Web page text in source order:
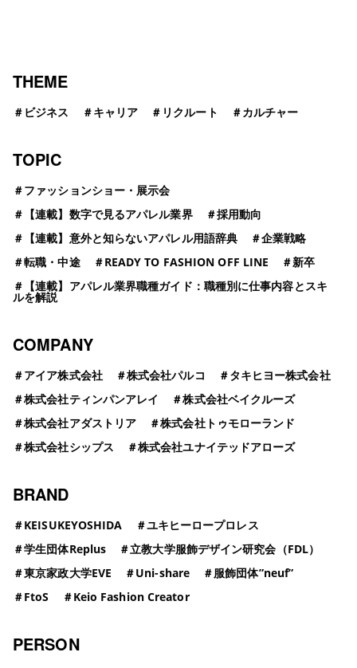
THEME
＃ ビジネス ＃キャリア ＃ リクルート ＃カルチャー
TOPIC
＃ファッションショー・展示会
＃
【連載】数字で見るアパレル業界 ＃採用動向
＃
【連載】意外と知らないアパレル用語辞典 ＃企業戦略
＃転職・中途 ＃READY TO FASHION OFF LINE ＃新卒
＃
【連載】アパレル業界職種ガイド：職種別に仕事内容とスキ
ルを解説
COMPANY
＃アイア株式会社 ＃株式会社パルコ ＃タキヒヨー株式会社
＃株式会社ティンパンアレイ ＃株式会社ベイクルーズ
＃株式会社アダストリア ＃株式会社トゥモローランド
＃株式会社シップス ＃株式会社ユナイテッドアローズ
BRAND
＃KEISUKEYOSHIDA ＃ユキヒーロープロレス
＃学生団体Replus ＃立教大学服飾デザイン研究会（FDL）
＃東京家政大学EVE ＃Uni-share ＃服飾団体”neuf”
＃FtoS ＃Keio Fashion Creator
PERSON